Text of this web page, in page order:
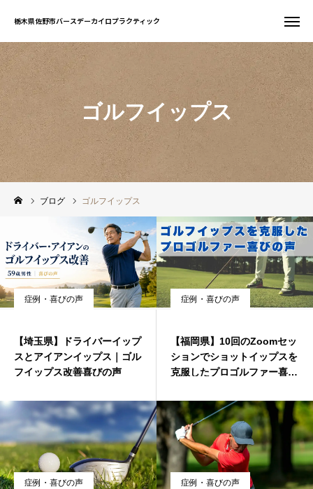
栃木県佐野市バースデーカイロプラクティック
ゴルフイップス
ブログ ゴルフイップス
症例・喜びの声
【埼玉県】ドライバーイップ
スとアイアンイップス｜ゴル
フイップス改善喜びの声
症例・喜びの声
【福岡県】10回のZoomセッ
ションでショットイップスを
克服したプロゴルファー喜び
症例・喜びの声 症例・喜びの声
栃木県佐野市バースデーカイロプラクティック
お問い合わせ WEB予約
友だち追加 電話予約
サイト一覧
ホーム
当院について
症状別案内
症例・喜びの声
ブログ